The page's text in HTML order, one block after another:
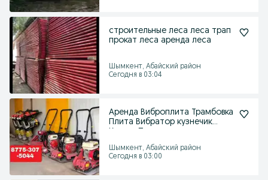
строительные леса леса трап
прокат леса аренда леса
Шымкент, Абайский район
Сегодня в 03:04
Аренда Виброплита Трамбовка
Плита Вибратор кузнечик
Шымкент, Абайский район
Сегодня в 03:00